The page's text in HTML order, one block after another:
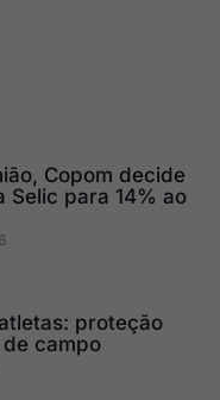
Copom decide
Selic para 14% ao
proteção
campo